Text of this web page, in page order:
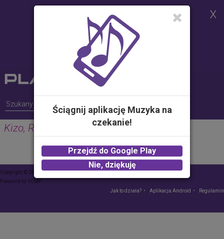
celu realizacji usług i zgodnie z
Polityką Plików Cookies.
Możesz określić warunki
przechowywania lub dostępu do
plików cookies w Twojej
przeglądarce
Kizo, ReTo, BeMelo
Copyright © 2015 Play – wszelkie prawa zastrzeżone
Powered byVCMP
Jak to działa?
Aplikacja Android Regulamin
Ściągnij aplikację Muzyka na
czekanie!
Przejdź do Google Play
Nie, dziękuję